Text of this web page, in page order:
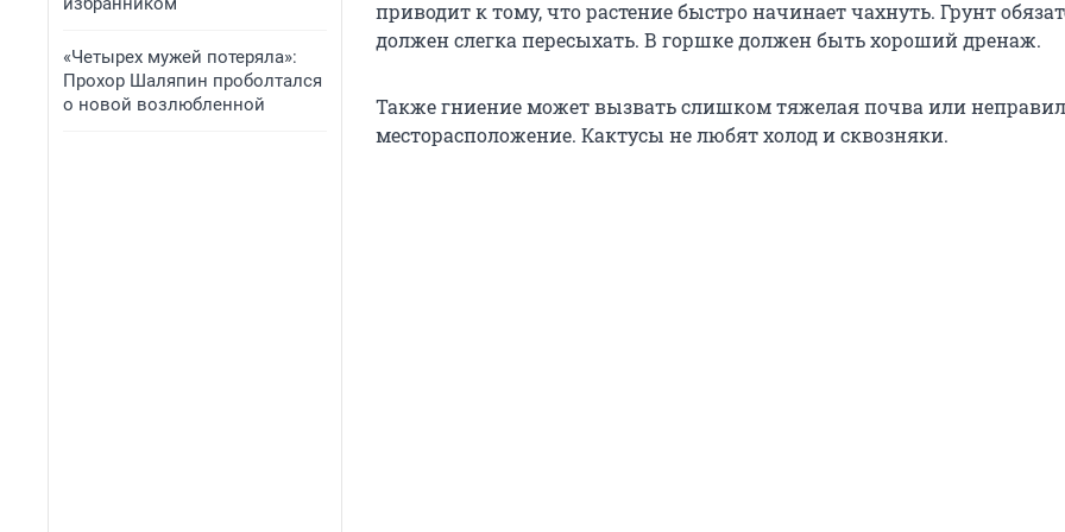
«Четырех мужей потеряла»:
Прохор Шаляпин проболтался
о новой возлюбленной
приводит к тому, что растение быстро начинает чахнуть. Грунт
должен слегка пересыхать. В горшке должен быть хороший дренаж.
Также гниение может вызвать слишком тяжелая почва или
месторасположение. Кактусы не любят холод и сквозняки.